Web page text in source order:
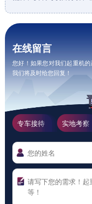
在线留言
您好！如果您对我们起重机
我们将及时给您回复！
专车接待 实地考察